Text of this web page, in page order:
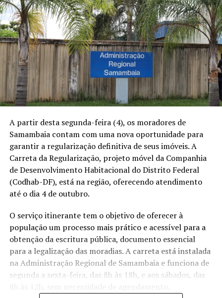
A partir desta segunda-feira (4), os moradores de
Samambaia contam com uma nova oportunidade para
garantir a regularização definitiva de seus imóveis. A
Carreta da Regularização, projeto móvel da Companhia
de Desenvolvimento Habitacional do Distrito Federal
(Codhab-DF), está na região, oferecendo atendimento
até o dia 4 de outubro.
O serviço itinerante tem o objetivo de oferecer à
população um processo mais prático e acessível para a
obtenção da escritura pública, documento essencial
para a legalização das moradias. A carreta está instalada
na Administração Regional de Samambaia e funciona de
segunda a sexta-feira, das 8h às 18h, e aos sábados, das